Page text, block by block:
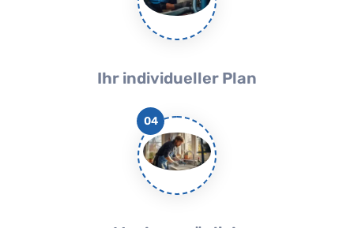
Ihr individueller Plan
04